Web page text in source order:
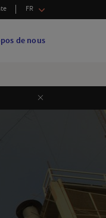
FR
de nous
Fermer